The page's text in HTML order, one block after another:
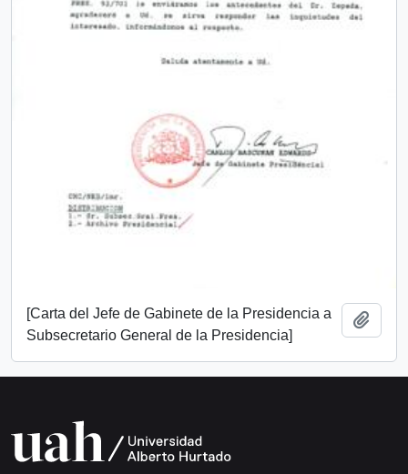
[Carta del Jefe de Gabinete de la Presidencia a
Subsecretario General de la Presidencia]